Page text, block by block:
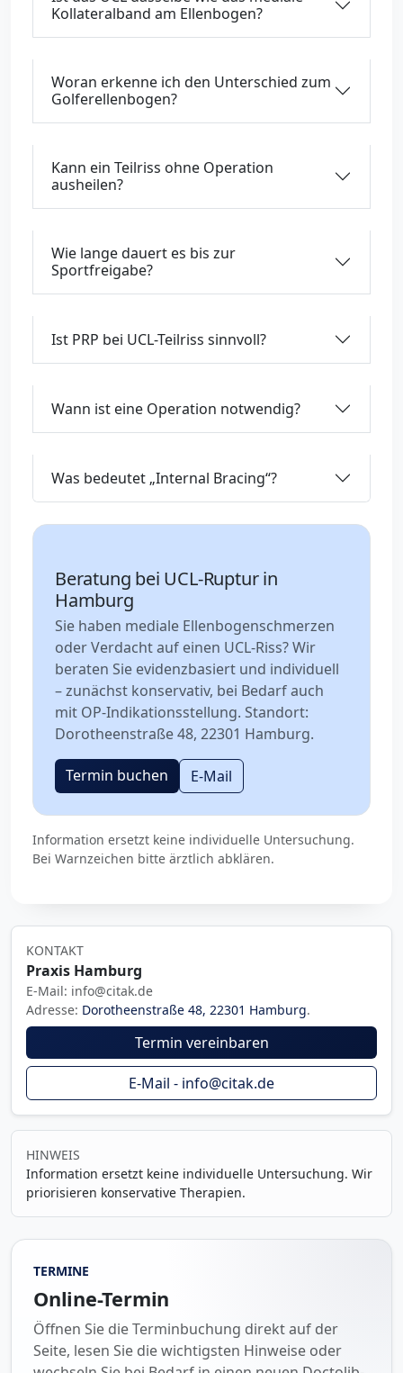
Kollateralband am Ellenbogen?
Woran erkenne ich den Unterschied zum
Golferellenbogen?
Kann ein Teilriss ohne Operation
ausheilen?
Wie lange dauert es bis zur
Sportfreigabe?
Ist PRP bei UCL-Teilriss sinnvoll?
Wann ist eine Operation notwendig?
Was bedeutet „Internal Bracing“?
Beratung bei UCL-Ruptur in
Hamburg
Sie haben mediale Ellenbogenschmerzen
oder Verdacht auf einen UCL-Riss? Wir
beraten Sie evidenzbasiert und individuell
– zunächst konservativ, bei Bedarf auch
mit OP-Indikationsstellung. Standort:
Dorotheenstraße 48, 22301 Hamburg.
Termin buchen E-Mail
Information ersetzt keine individuelle Untersuchung.
Bei Warnzeichen bitte ärztlich abklären.
KONTAKT
Praxis Hamburg
E-Mail: info@citak.de
Adresse: Dorotheenstraße 48, 22301 Hamburg.
Termin vereinbaren
E-Mail - info@citak.de
HINWEIS
Information ersetzt keine individuelle Untersuchung. Wir
priorisieren konservative Therapien.
TERMINE
Online-Termin
Öffnen Sie die Terminbuchung direkt auf der
Seite, lesen Sie die wichtigsten Hinweise oder